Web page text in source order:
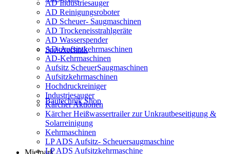
Spritztechnik
Bautechnik Shop
Mietpark
AD Industriesauger
AD Reinigungsroboter
AD Scheuer- Saugmaschinen
AD Trockeneisstrahlgeräte
AD Wasserspender
AD-Aufsitzkehrmaschinen
AD-Kehrmaschinen
Aufsitz ScheuerSaugmaschinen
Aufsitzkehrmaschinen
Hochdruckreiniger
Industriesauger
Kärcher Aktionen
Kärcher Heißwassertrailer zur Unkrautbeseitigung &
Solarreinigung
Kehrmaschinen
LP ADS Aufsitz- Scheuersaugmaschine
LP ADS Aufsitzkehrmaschine